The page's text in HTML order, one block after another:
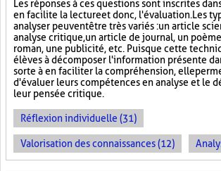
Les réponses à ces questions sont inscrites
en facilite la lecture et donc, l'évaluation. Les
analyser peuvent être très variés : un article
analyse critique, un article de journal, un
roman, une publicité, etc. Puisque cette
élèves à décomposer l'information présente
sorte à en faciliter la compréhension, elle
d'évaluer leurs compétences en analyse et le
leur pensée critique.
Réflexion individuelle (31)
Valorisation des connaissances (12)